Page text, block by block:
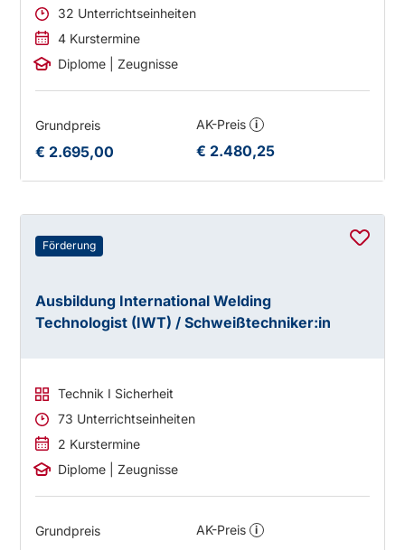
32 Unterrichtseinheiten
4 Kurstermine
Diplome | Zeugnisse
Grundpreis
€ 2.695,00
AK-Preis i
€ 2.480,25
Förderung
Ausbildung International Welding
Technologist (IWT) / Schweißtechniker:in
Technik I Sicherheit
73 Unterrichtseinheiten
2 Kurstermine
Diplome | Zeugnisse
Grundpreis AK-Preis i